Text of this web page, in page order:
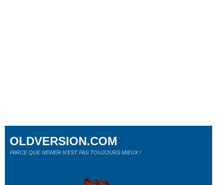
OLDVERSION.COM
PARCE QUE NEWER N'EST PAS TOUJOURS MIEUX !